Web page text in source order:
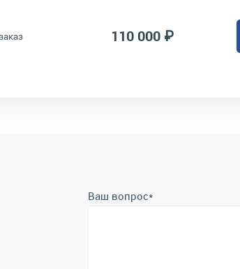
110 000 ₽
Ваш вопрос*